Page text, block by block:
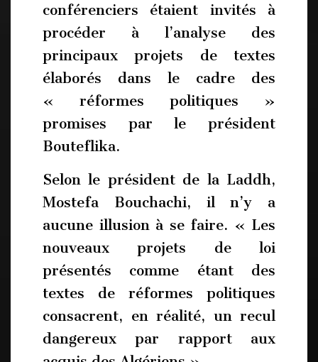
conférenciers étaient invités à
procéder à l’analyse des
principaux projets de textes
élaborés dans le cadre des
« réformes politiques »
promises par le président
Bouteflika.
Selon le président de la Laddh,
Mostefa Bouchachi, il n’y a
aucune illusion à se faire. « Les
nouveaux projets de loi
présentés comme étant des
textes de réformes politiques
consacrent, en réalité, un recul
dangereux par rapport aux